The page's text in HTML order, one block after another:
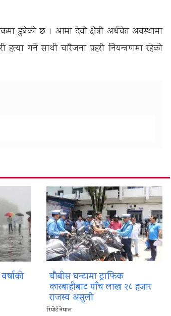
डुबेको छ । आमा देवी क्षेत्री अर्धचेत अवस्थामा
गर्ने साथी चारैजना प्रहरी नियन्त्रणमा रहेको
चौबीस घन्टामा ट्राफिक
कारबाहीबाट पाँच लाख २८ हजार
राजस्व असुली
रिपोर्ट नेपाल